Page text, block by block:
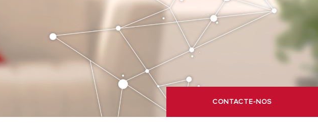
CONTACTE-NOS